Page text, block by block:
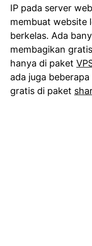
IP pada server
membuat website
berkelas. Ada
membagikan
hanya di paket
ada juga
gratis di paket